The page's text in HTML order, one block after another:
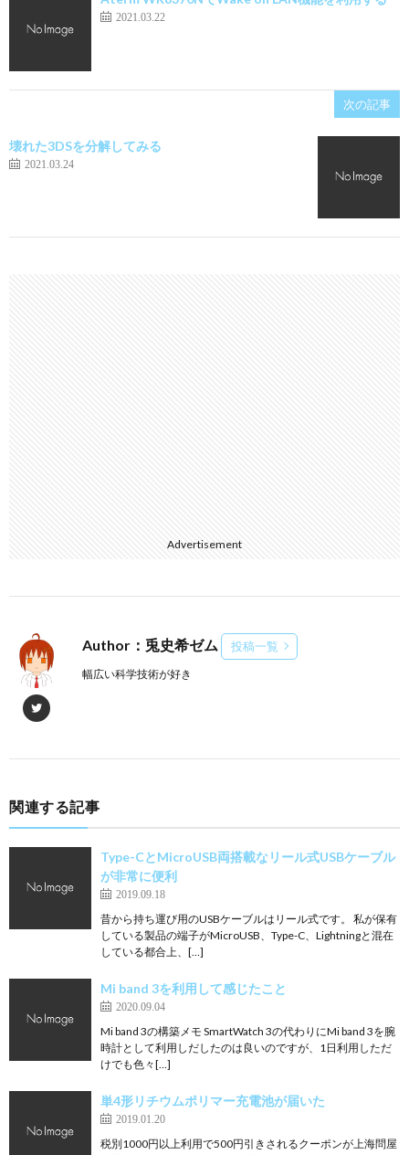
2021.03.22
次の記事
壊れた3DSを分解してみる
2021.03.24
Advertisement
Author：兎史希ゼム 投稿一覧
幅広い科学技術が好き
関連する記事
Type-CとMicroUSB両搭載なリール式USBケーブル
が非常に便利
2019.09.18
昔から持ち運び用のUSBケーブルはリール式です。 私が保有
している製品の端子がMicroUSB、Type-C、Lightningと混在
している都合上、[…]
Mi band 3を利用して感じたこと
2020.09.04
Mi band 3の構築メモ SmartWatch 3の代わりにMi band 3を腕
時計として利用しだしたのは良いのですが、1日利用しただ
けでも色々[…]
単4形リチウムポリマー充電池が届いた
2019.01.20
税別1000円以上利用で500円引きされるクーポンが上海問屋